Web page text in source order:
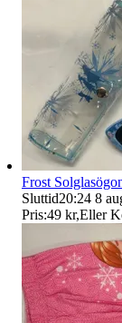
Frost
Sluttid20:24 8
Pris:49 kr,Eller